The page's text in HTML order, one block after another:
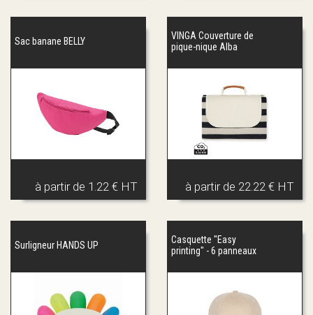
Sac banane BELLY
à partir de 1.22 € HT
VINGA Couverture de
pique-nique Alba
à partir de 22.22 € HT
Surligneur HANDS UP
Casquette "Easy
printing" - 6 panneaux